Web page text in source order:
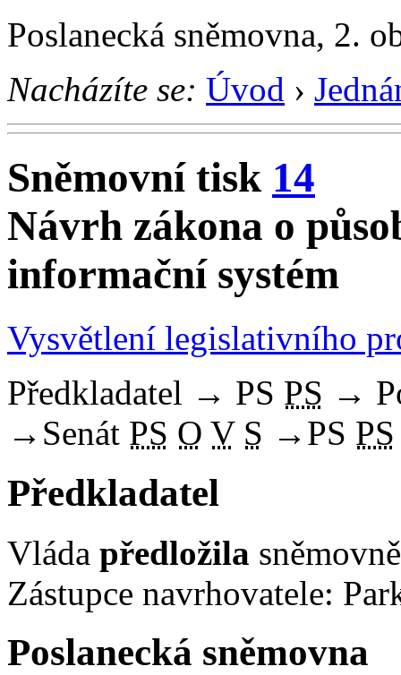
Poslanecká sněmovna, 2.
Nacházíte se: Úvod ›
Sněmovní tisk 14
Návrh zákona o
informační systém
Vysvětlení legislativního
Předkladatel → PS PS →
→ Senát PS O V S → PS PS
Předkladatel
Vláda předložila
Zástupce navrhovatele:
Poslanecká sněmovna